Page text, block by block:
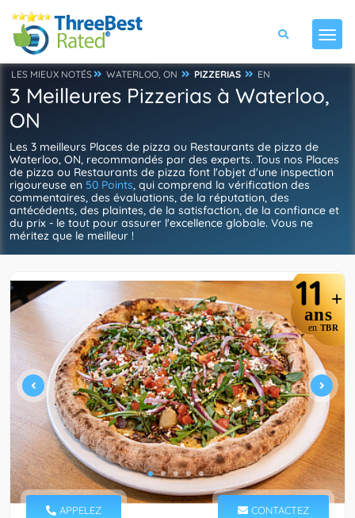
LES MIEUX NOTÉS WATERLOO, ON PIZZERIAS EN
3 Meilleures Pizzerias à Waterloo,
ON
Les 3 meilleurs Places de pizza ou Restaurants de pizza de
Waterloo, ON, recommandés par des experts. Tous nos Places
de pizza ou Restaurants de pizza font l'objet d'une inspection
rigoureuse en 50 Points, qui comprend la vérification des
commentaires, des évaluations, de la réputation, des
antécédents, des plaintes, de la satisfaction, de la confiance et
du prix - le tout pour assurer l'excellence globale. Vous ne
méritez que le meilleur !
11 +
ans
en TBR
APPELEZ CONTACTEZ